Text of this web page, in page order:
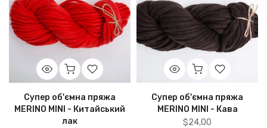
Супер об'ємна пряжа
MERINO MINI - Китайський
лак
Супер об'ємна пряжа
MERINO MINI - Кава
$24,00